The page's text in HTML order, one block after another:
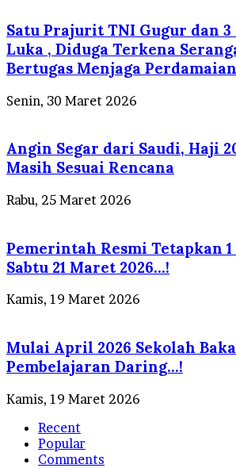
Satu Prajurit TNI Gugur dan
Luka , Diduga Terkena
Bertugas Menjaga
Senin, 30 Maret 2026
Angin Segar dari Saudi, Haji
Masih Sesuai Rencana
Rabu, 25 Maret 2026
Pemerintah Resmi Tetapkan 1
Sabtu 21 Maret 2026…!
Kamis, 19 Maret 2026
Mulai April 2026 Sekolah
Pembelajaran Daring…!
Kamis, 19 Maret 2026
Recent
Popular
Comments